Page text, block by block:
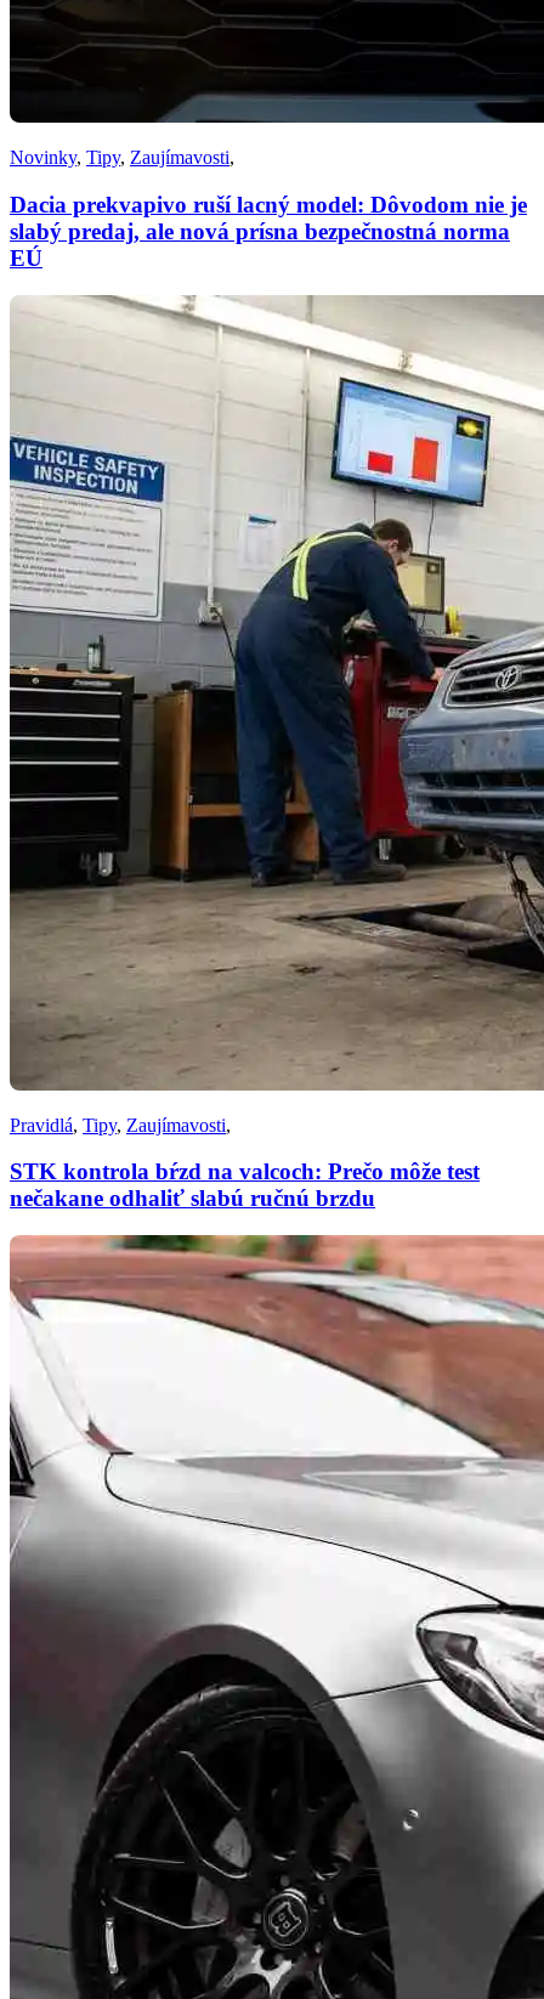
Novinky, Tipy, Zaujímavosti,
Dacia prekvapivo ruší lacný model: Dôvodom nie je
slabý predaj, ale nová prísna bezpečnostná norma
EÚ
Pravidlá, Tipy, Zaujímavosti,
STK kontrola bŕzd na valcoch: Prečo môže test
nečakane odhaliť slabú ručnú brzdu